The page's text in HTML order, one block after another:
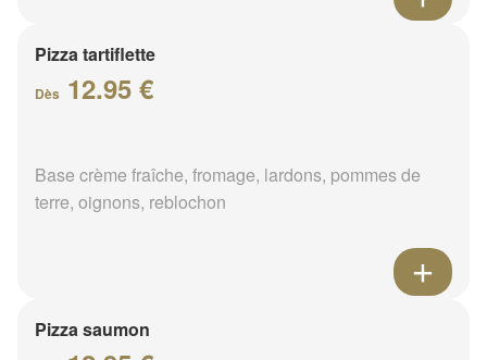
Pizza tartiflette
Dès 12.95 €
Base crème fraîche, fromage, lardons, pommes de
terre, oignons, reblochon
Pizza saumon